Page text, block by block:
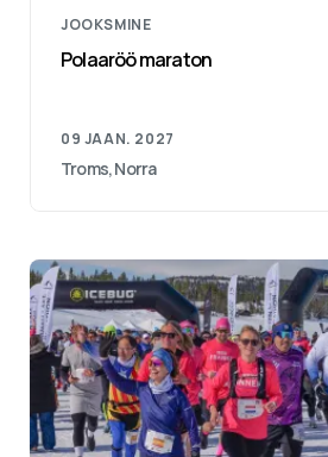
JOOKSMINE
Polaaröö maraton
09 JAAN. 2027
Troms, Norra